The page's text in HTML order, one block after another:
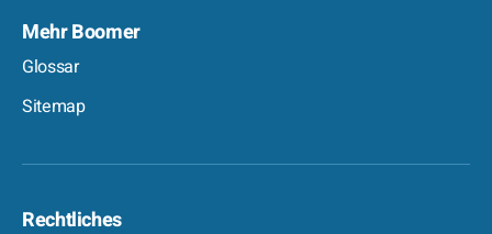
Mehr Boomer
Glossar
Sitemap
Rechtliches